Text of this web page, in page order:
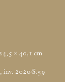
× 40,1 cm
inv. 2020-S.59